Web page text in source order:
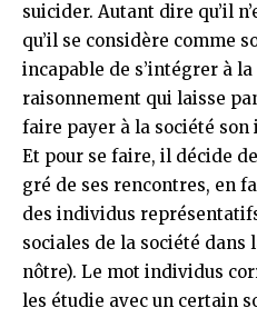
suicider. Autant dire qu’il
qu’il se considère comme
incapable de s’intégrer à la
raisonnement qui laisse
faire payer à la société
Et pour se faire, il décide
gré de ses rencontres, en
des individus
sociales de la société
nôtre). Le mot individus
les étudie avec un certain